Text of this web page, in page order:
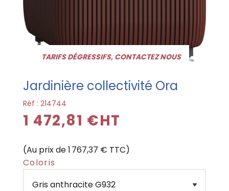
TARIFS DÉGRESSIFS, CONTACTEZ NOUS
Jardinière collectivité Ora
Réf : 214744
1 472,81 €HT
(Au prix de 1 767,37 € TTC)
Coloris